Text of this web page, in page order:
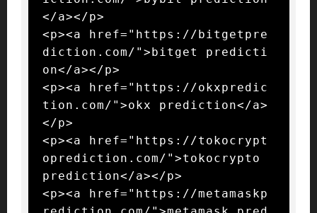
</a></p>
<p><a href="https://bitgetpre
diction.com/">bitget predicti
on</a></p>
<p><a href="https://okxpredic
tion.com/">okx prediction</a>
</p>
<p><a href="https://tokocrypt
oprediction.com/">tokocrypto
prediction</a></p>
<p><a href="https://metamaskp